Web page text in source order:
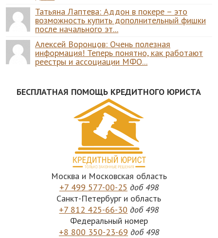
Татьяна Лаптева: Аддон в покере – это
возможность купить дополнительный фишки
после начального эт...
Алексей Воронцов: Очень полезная
информация! Теперь понятно, как работают
реестры и ассоциации МФО...
БЕСПЛАТНАЯ ПОМОЩЬ КРЕДИТНОГО ЮРИСТА
Москва и Московская область
+7 499 577-00-25 доб 498
Санкт-Петербург и область
+7 812 425-66-30 доб 498
Федеральный номер
+8 800 350-23-69 доб 498